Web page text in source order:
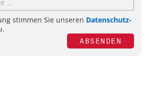
stimmen Sie unseren Datenschutz-
ABSENDEN